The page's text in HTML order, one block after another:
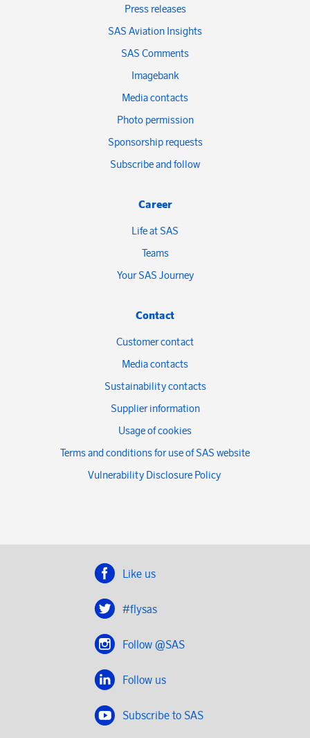
Press releases
SAS Aviation Insights
SAS Comments
Imagebank
Media contacts
Photo permission
Sponsorship requests
Subscribe and follow
Career
Life at SAS
Teams
Your SAS Journey
Contact
Customer contact
Media contacts
Sustainability contacts
Supplier information
Usage of cookies
Terms and conditions for use of SAS website
Vulnerability Disclosure Policy
Like us
#flysas
Follow @SAS
Follow us
Subscribe to SAS